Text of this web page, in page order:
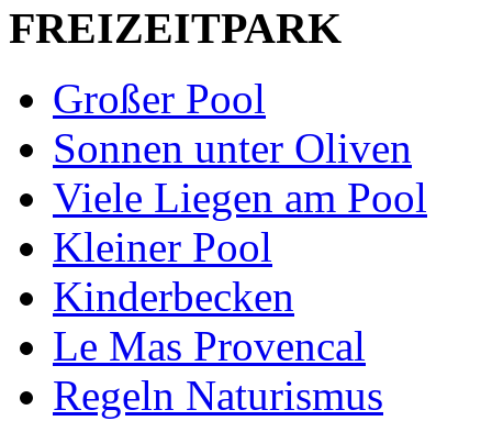
FREIZEITPARK
Großer Pool
Sonnen unter Oliven
Viele Liegen am Pool
Kleiner Pool
Kinderbecken
Le Mas Provencal
Regeln Naturismus